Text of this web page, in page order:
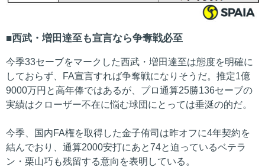
西武・増田達至も宣言なら争奪戦必至
今季33セーブをマークした西武・増田達至は態度を明確に
しておらず、FA宣言すれば争奪戦になりそうだ。推定1億
9000万円と高年俸ではあるが、プロ通算25勝136セーブの
実績はクローザー不在に悩む球団にとっては垂涎の的だ。
今季、国内FA権を取得した金子侑司は昨オフに4年契約を
結んでおり、通算2000安打にあと74と迫っているベテラ
ン・栗山巧も残留する意向を表明している。